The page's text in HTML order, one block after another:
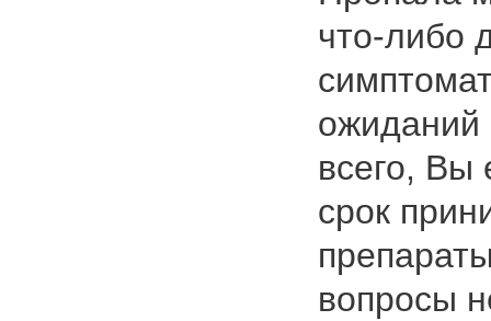
что-либо
ожиданий
всего,
срок
вопросы